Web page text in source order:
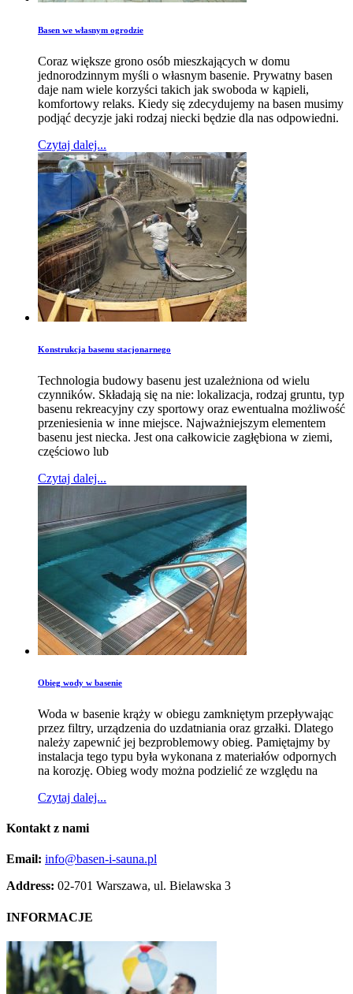
Basen we własnym ogrodzie
Coraz większe grono osób mieszkających w domu
jednorodzinnym myśli o własnym basenie. Prywatny basen
daje nam wiele korzyści takich jak swoboda w kąpieli,
komfortowy relaks. Kiedy się zdecydujemy na basen musimy
podjąć decyzje jaki rodzaj niecki będzie dla nas odpowiedni.
Czytaj dalej...
Konstrukcja basenu stacjonarnego
Technologia budowy basenu jest uzależniona od wielu
czynników. Składają się na nie: lokalizacja, rodzaj gruntu, typ
basenu rekreacyjny czy sportowy oraz ewentualna możliwość
przeniesienia w inne miejsce. Najważniejszym elementem
basenu jest niecka. Jest ona całkowicie zagłębiona w ziemi,
częściowo lub
Czytaj dalej...
Obieg wody w basenie
Woda w basenie krąży w obiegu zamkniętym przepływając
przez filtry, urządzenia do uzdatniania oraz grzałki. Dlatego
należy zapewnić jej bezproblemowy obieg. Pamiętajmy by
instalacja tego typu była wykonana z materiałów odpornych
na korozję. Obieg wody można podzielić ze względu na
Czytaj dalej...
Kontakt z nami
Email: info@basen-i-sauna.pl
Address: 02-701 Warszawa, ul. Bielawska 3
INFORMACJE